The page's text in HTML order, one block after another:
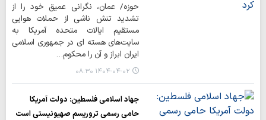
حوزه/ عمان، نگرانی عمیق خود را از
تشدید تنش ناشی از حملات هوایی
مستقیم ایالات متحده آمریکا به
سایت‌های هسته ای در جمهوری اسلامی
ایران ابراز و آن را محکوم…
۱۴۰۴-۰۴-۰۲ ۰۸:۳۰
جهاد اسلامی فلسطین: دولت آمریکا
حامی رسمی تروریسم صهیونیستی است